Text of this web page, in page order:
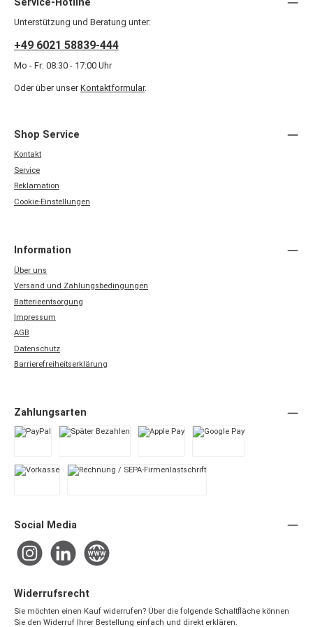
Service-Hotline
Unterstützung und Beratung unter:
+49 6021 58839-444
Mo - Fr: 08:30 - 17:00 Uhr
Oder über unser Kontaktformular.
Shop Service
Kontakt
Service
Reklamation
Cookie-Einstellungen
Information
Über uns
Versand und Zahlungsbedingungen
Batterieentsorgung
Impressum
AGB
Datenschutz
Barrierefreiheitserklärung
Zahlungsarten
Social Media
InstagramLinkedIn Website
Widerrufsrecht
Sie möchten einen Kauf widerrufen? Über die folgende Schaltfläche können
Sie den Widerruf Ihrer Bestellung einfach und direkt erklären.